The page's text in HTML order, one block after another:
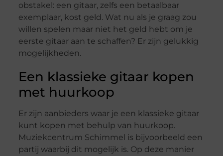
obstakel: een gitaar, zelfs een betaalbaar
exemplaar, kost geld. Wat nu als je graag zou
willen spelen maar niet het geld hebt om je
eerste gitaar aan te schaffen? Er zijn gelukkig
mogelijkheden.
Een klassieke gitaar kopen
met huurkoop
Er zijn aanbieders waar je een klassieke gitaar
kunt kopen met behulp van huurkoop.
Muziekcentrum Schimmel is bijvoorbeeld een
partij waarbij dit mogelijk is. Op deze manier